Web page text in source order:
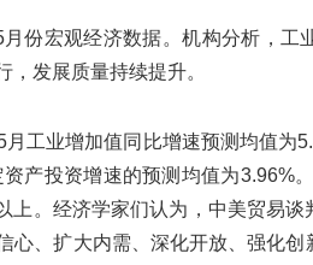
份宏观经济数据。机构分析，工
发展质量持续提升。
工业增加值同比增速预测均值为
产投资增速的预测均值为3.96%
上。经济学家们认为，中美贸易
心、扩大内需、深化开放、强化